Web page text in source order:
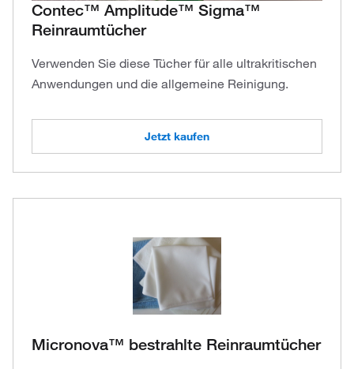
Contec™ Amplitude™ Sigma™
Reinraumtücher
Verwenden Sie diese Tücher für alle ultrakritischen
Anwendungen und die allgemeine Reinigung.
Jetzt kaufen
Micronova™ bestrahlte Reinraumtücher